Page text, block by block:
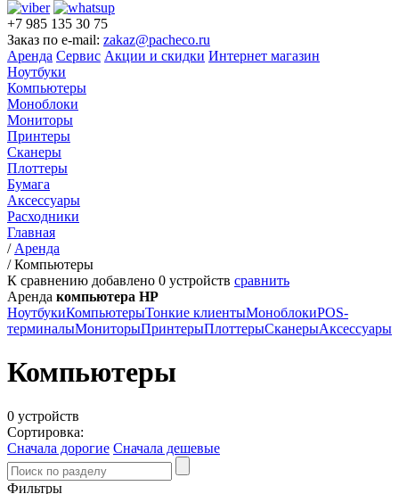
+7 985 135 30 75
Заказ по e-mail: zakaz@pacheco.ru
Аренда Сервис Акции и скидки Интернет магазин
Ноутбуки
Компьютеры
Моноблоки
Мониторы
Принтеры
Сканеры
Плоттеры
Бумага
Аксессуары
Расходники
Главная
/ Аренда
/Компьютеры
К сравнению добавлено 0 устройств сравнить
Аренда компьютера HP
НоутбукиКомпьютерыТонкие клиентыМоноблокиPOS-
терминалыМониторыПринтерыПлоттерыСканерыАксессуары
Компьютеры
0 устройств
Сортировка:
Сначала дорогие Сначала дешевые
Фильтры